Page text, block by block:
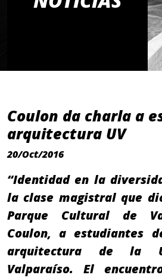
Coulon da charla a
arquitectura UV
20/Oct/2016
“Identidad en la
la clase magistral que
Parque Cultural de
Coulon, a estudiantes
arquitectura de la
Valparaíso. El